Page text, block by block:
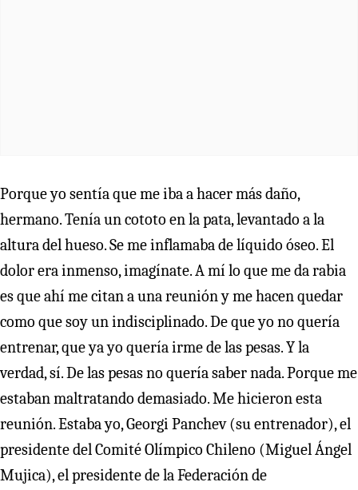
Porque yo sentía que me iba a hacer más daño,
hermano. Tenía un cototo en la pata, levantado a la
altura del hueso. Se me inflamaba de líquido óseo. El
dolor era inmenso, imagínate. A mí lo que me da rabia
es que ahí me citan a una reunión y me hacen quedar
como que soy un indisciplinado. De que yo no quería
entrenar, que ya yo quería irme de las pesas. Y la
verdad, sí. De las pesas no quería saber nada. Porque me
estaban maltratando demasiado. Me hicieron esta
reunión. Estaba yo, Georgi Panchev (su entrenador), el
presidente del Comité Olímpico Chileno (Miguel Ángel
Mujica), el presidente de la Federación de